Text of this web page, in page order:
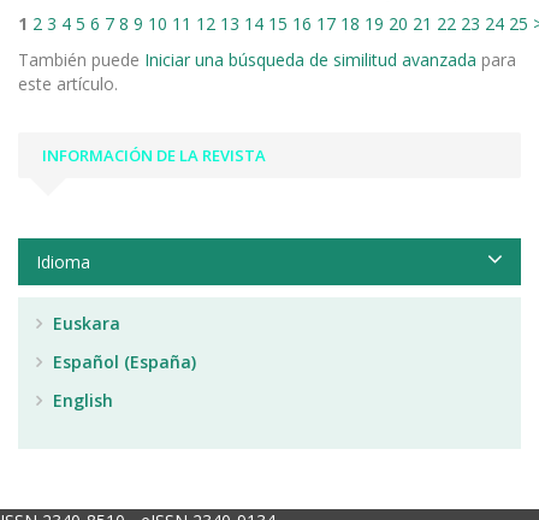
1 2 3 4 5 6 7 8 9 10 11 12 13 14 15 16 17 18 19 20 21 22 23 24 25
También puede Iniciar una búsqueda de similitud avanzada para
este artículo.
INFORMACIÓN DE LA REVISTA
Idioma
Euskara
Español (España)
English